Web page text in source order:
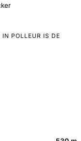
POLLEUR IS DE